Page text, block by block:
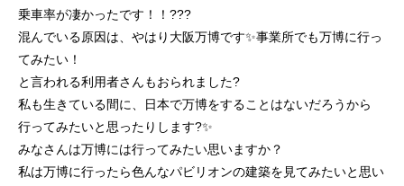
乗車率が凄かったです！！???
混んでいる原因は、やはり大阪万博です✨事業所でも万博に行っ
てみたい！
と言われる利用者さんもおられました?
私も生きている間に、日本で万博をすることはないだろうから
行ってみたいと思ったりします?✨
みなさんは万博には行ってみたい思いますか？
私は万博に行ったら色んなパビリオンの建築を見てみたいと思い